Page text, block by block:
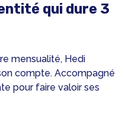
qui dure 3
mensualité, Hedi
compte. Accompagné
pour faire valoir ses